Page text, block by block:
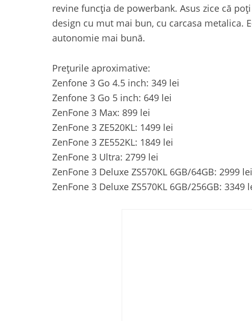
revine funcția de powerbank. Asus zice că
design cu mut mai bun, cu carcasa metalica.
autonomie mai bună.
Prețurile aproximative:
Zenfone 3 Go 4.5 inch: 349 lei
Zenfone 3 Go 5 inch: 649 lei
ZenFone 3 Max: 899 lei
ZenFone 3 ZE520KL: 1499 lei
ZenFone 3 ZE552KL: 1849 lei
ZenFone 3 Ultra: 2799 lei
ZenFone 3 Deluxe ZS570KL 6GB/64GB: 2999 lei
ZenFone 3 Deluxe ZS570KL 6GB/256GB: 3349